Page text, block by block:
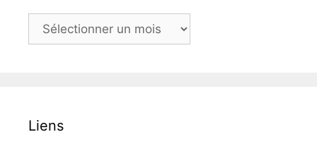
Archives
Liens